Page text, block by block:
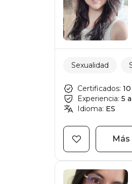
Sexualidad
Certificados: 10
Experiencia: 5
Idioma: ES